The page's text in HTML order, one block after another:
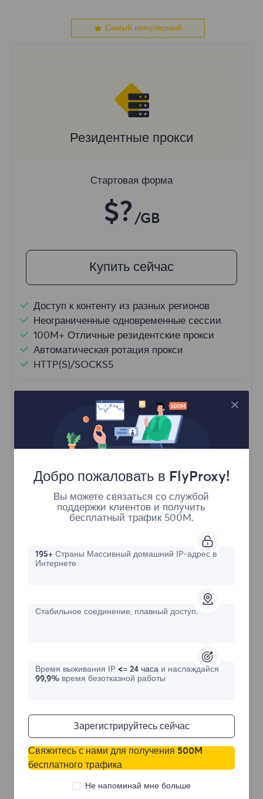
Самый популярный
Резидентные прокси
Стартовая форма
$? /GB
Купить сейчас
Доступ к контенту из разных регионов
Неограниченные одновременные сессии
100M+ Отличные резидентские прокси
Автоматическая ротация прокси
HTTP(S)/SOCKS5
Неограниченные резидентные
Стартовая форма
Неограниченное использование трафика
Случайная страна
Реальный динамический резидентский
прокси
Узнать больше
Добро пожаловать в FlyProxy!
Вы можете связаться со службой
поддержки клиентов и получить
бесплатный трафик 500M.
195+Страны Массивный домашний IP-адрес в
Интернете
Стабильное соединение, плавный доступ.
Время выживания IP <= 24 часа и наслаждайся
99,9%время безотказной работы
Зарегистрируйтесь сейчас
Свяжитесь с нами для получения 500M
бесплатного трафика
Не напоминай мне больше